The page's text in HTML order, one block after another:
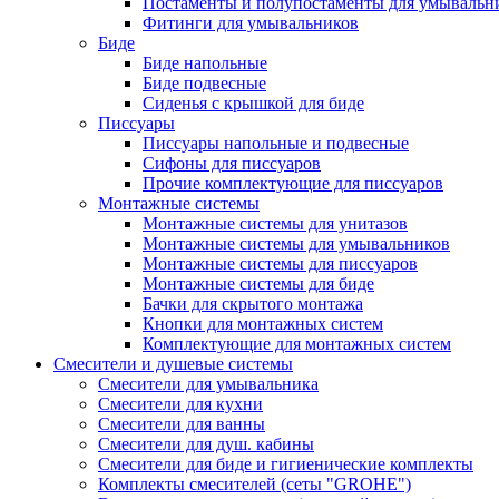
Фитинги для умывальников
Биде
Биде напольные
Биде подвесные
Сиденья с крышкой для биде
Писсуары
Писсуары напольные и подвесные
Сифоны для писсуаров
Прочие комплектующие для писсуаров
Монтажные системы
Монтажные системы для унитазов
Монтажные системы для умывальников
Монтажные системы для писсуаров
Монтажные системы для биде
Бачки для скрытого монтажа
Кнопки для монтажных систем
Комплектующие для монтажных систем
Смесители и душевые системы
Смесители для умывальника
Смесители для кухни
Смесители для ванны
Смесители для душ. кабины
Смесители для биде и гигиенические комплекты
Комплекты смесителей (сеты "GROHE")